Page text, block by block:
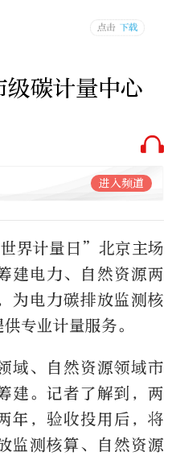
碳计量中心
进入频道
界计量日”北京主场
建电力、自然资源两
为电力碳排放监测核
专业计量服务。
域、自然资源领域市
建。记者了解到，两
年，验收投用后，将
监测核算、自然资源